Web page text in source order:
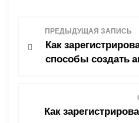
ПРЕДЫДУЩАЯ ЗАПИСЬ
Как
способы создать
Как